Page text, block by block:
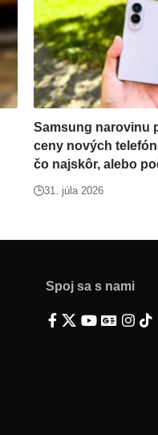
Samsung narovinu
ceny nových
čo najskôr, alebo
31. júla 2026
Spoj sa s nami